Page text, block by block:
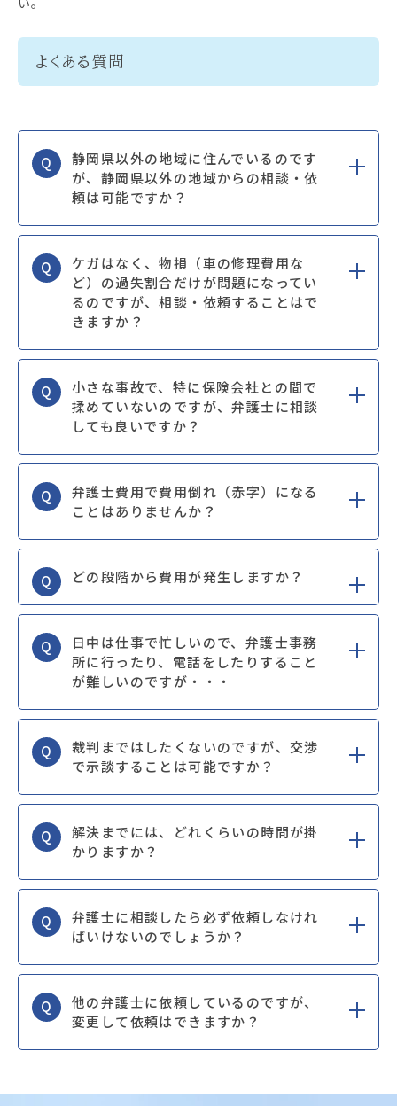
よくある質問
Q
静岡県以外の地域に住んでいるのです
が、静岡県以外の地域からの相談・依
頼は可能ですか？
Q
ケガはなく、物損（車の修理費用な
ど）の過失割合だけが問題になってい
るのですが、相談・依頼することはで
きますか？
Q
小さな事故で、特に保険会社との間で
揉めていないのですが、弁護士に相談
しても良いですか？
Q
弁護士費用で費用倒れ（赤字）になる
ことはありませんか？
Q どの段階から費用が発生しますか？
Q
日中は仕事で忙しいので、弁護士事務
所に行ったり、電話をしたりすること
が難しいのですが・・・
Q
裁判まではしたくないのですが、交渉
で示談することは可能ですか？
Q
解決までには、どれくらいの時間が掛
かりますか？
Q
弁護士に相談したら必ず依頼しなけれ
ばいけないのでしょうか？
Q
他の弁護士に依頼しているのですが、
変更して依頼はできますか？